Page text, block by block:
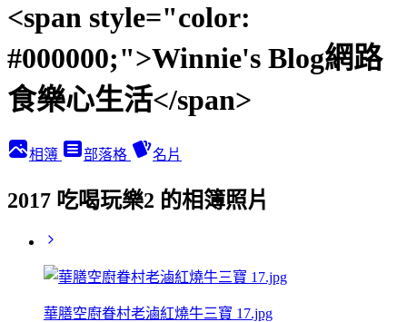
<span style="color:
#000000;">Winnie's Blog網路
食樂心生活</span>
相簿 部落格 名片
2017 吃喝玩樂2 的相簿照片
華膳空廚眷村老滷紅燒牛三寶 17.jpg